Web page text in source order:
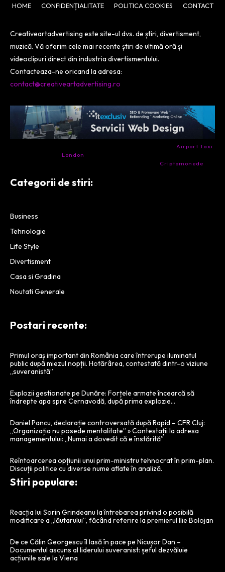
HOME CONFIDENȚIALITATE POLITICA COOKIES CONTACT
Creativeartadvertising este site-ul dvs. de știri, divertisment,
muzică. Vă oferim cele mai recente știri de ultimă oră și
videoclipuri direct din industria divertismentului.
Contacteaza-ne oricand la adresa:
contact@creativeartadvertising.ro
Airport Taxi
London
Criptomonede
Categorii de stiri:
Business
Tehnologie
Life Style
Divertisment
Casa si Gradina
Noutati Generale
Postari recente:
Primul oraș important din România care întrerupe iluminatul
public după miezul nopții. Hotărârea, contestată dintr-o viziune
„suveranistă”
Explozii gestionate pe Dunăre: Forțele armate încearcă să
îndrepte apa spre Cernavodă, după prima explozie…
Daniel Pancu, declarație controversată după Rapid – CFR Cluj:
„Organizația nu posede mentalitate” » Contestații la adresa
managementului: „Numai a dovedit că e înstărită”
Reîntoarcerea opțiunii unui prim-ministru tehnocrat în prim-plan.
Discuții politice cu diverse nume aflate în analiză.
Stiri populare:
Reacția lui Sorin Grindeanu la întrebarea privind o posibilă
modificare a „lăutarului”, făcând referire la premierul Ilie Bolojan
De ce Călin Georgescu îl lasă în pace pe Nicușor Dan –
Documentul ascuns al liderului suveranist: șeful dezvăluie
acțiunile sale la Viena